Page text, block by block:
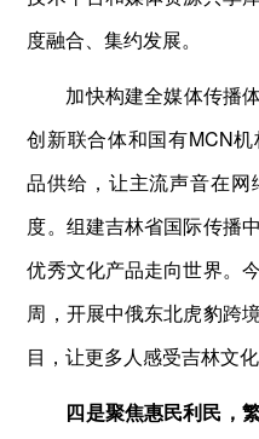
度融合、集约发展。
加快构建全媒体传播
创新联合体和国有MCN
品供给，让主流声音在
度。组建吉林省国际传播
优秀文化产品走向世界。
周，开展中俄东北虎豹跨
目，让更多人感受吉林文
四是聚焦惠民利民，